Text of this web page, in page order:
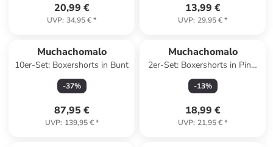
20,99 €
UVP: 34,95 €*
13,99 €
UVP: 29,95 €*
Muchachomalo
10er-Set: Boxershorts in Bunt
-37%
87,95 €
UVP: 139,95 €*
Muchachomalo
2er-Set: Boxershorts in Pink/
Dunkelblau
-13%
18,99 €
UVP: 21,95 €*